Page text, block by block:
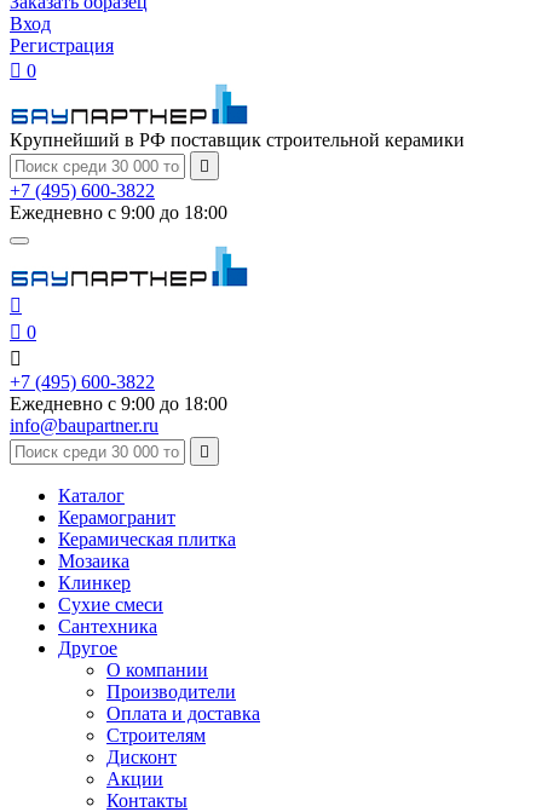
Вход
Регистрация
 0
Крупнейший в РФ поставщик строительной керамики

+7 (495) 600-3822
Ежедневно с 9:00 до 18:00

 0

+7 (495) 600-3822
Ежедневно с 9:00 до 18:00
info@baupartner.ru

Каталог
Керамогранит
Керамическая плитка
Мозаика
Клинкер
Сухие смеси
Сантехника
Другое
О компании
Производители
Оплата и доставка
Строителям
Дисконт
Акции
Контакты